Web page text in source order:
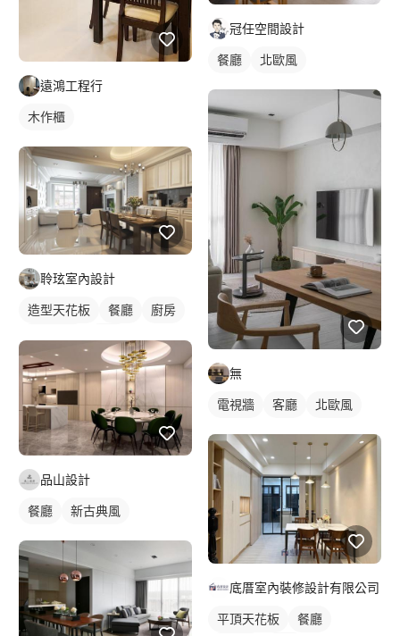
遠鴻工程行
木作櫃
聆玹室內設計
造型天花板 餐廳
廚房
全室照明設計
客廳燈光設計
品山設計
餐廳 新古典風
冠任空間設計
餐廳 北歐風
無
電視牆 客廳 北歐風
底厝室內裝修設計有限公司
平頂天花板
餐廳